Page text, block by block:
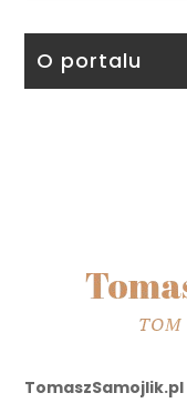
O portalu
TomaszSamojlik.pl